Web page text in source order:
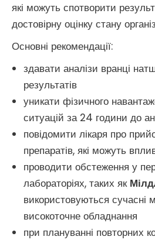
які можуть спотворити
достовірну оцінку стану
Основні рекомендації:
здавати аналізи вранці
результатів
уникати фізичного
ситуацій за 24 години до
повідомити лікаря про
препаратів, які можуть
проводити обстеження у
лабораторіях, таких як
використовуються сучасні
високоточне обладнання
при плануванні повторних